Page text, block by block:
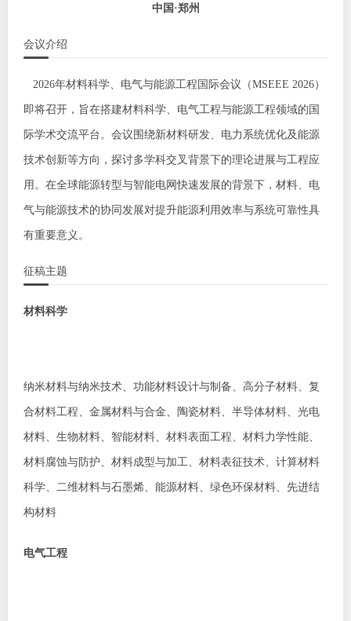
中国·郑州
会议介绍
2026年材料科学、电气与能源工程国际会议（MSEEE 2026）
即将召开，旨在搭建材料科学、电气工程与能源工程领域的国
际学术交流平台。会议围绕新材料研发、电力系统优化及能源
技术创新等方向，探讨多学科交叉背景下的理论进展与工程应
用。在全球能源转型与智能电网快速发展的背景下，材料、电
气与能源技术的协同发展对提升能源利用效率与系统可靠性具
有重要意义。
征稿主题
材料科学
纳米材料与纳米技术、功能材料设计与制备、高分子材料、复
合材料工程、金属材料与合金、陶瓷材料、半导体材料、光电
材料、生物材料、智能材料、材料表面工程、材料力学性能、
材料腐蚀与防护、材料成型与加工、材料表征技术、计算材料
科学、二维材料与石墨烯、能源材料、绿色环保材料、先进结
构材料
电气工程